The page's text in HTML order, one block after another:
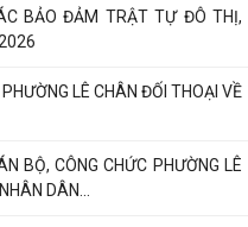
MỸ PHẨM VI PHẠM (TOÀN
ĐỊNH GIAO CHỈ TIÊU PHÁT
ĐIỂM 90 NGÀY TĂNG TỐC